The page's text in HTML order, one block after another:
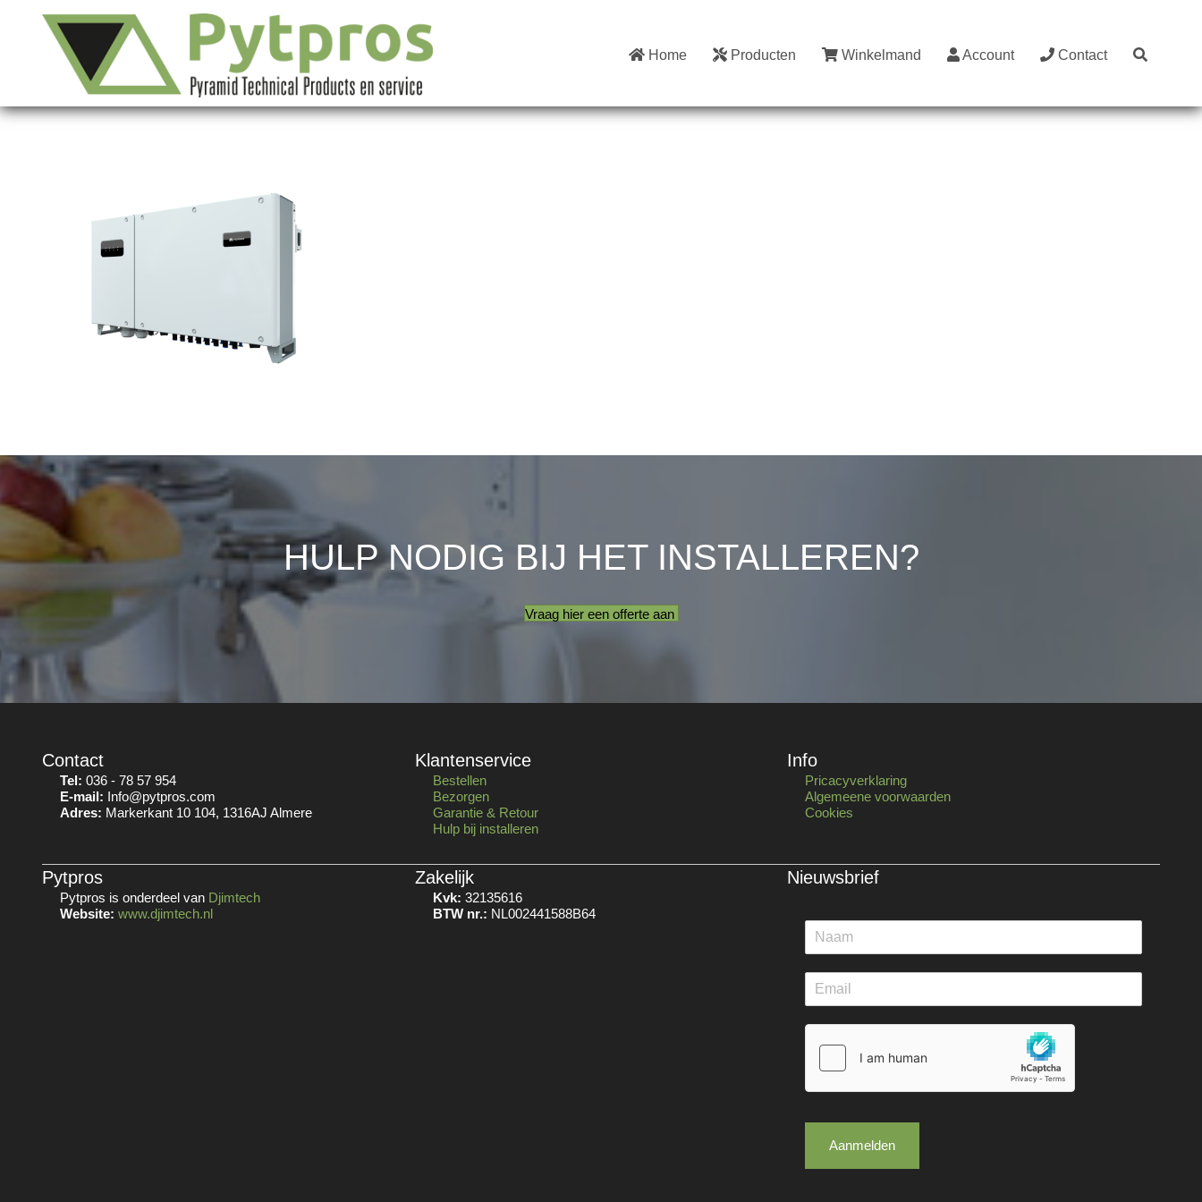
Home Producten Winkelmand Account Contact
HULP NODIG BIJ HET INSTALLEREN?
Vraag hier een offerte aan
Contact
Tel: 036 - 78 57 954
E-mail: Info@pytpros.com
Adres: Markerkant 10 104, 1316AJ Almere
Klantenservice
Bestellen
Bezorgen
Garantie & Retour
Hulp bij installeren
Info
Pricacyverklaring
Algemeene voorwaarden
Cookies
Pytpros
Pytpros is onderdeel van Djimtech
Website: www.djimtech.nl
Zakelijk
Kvk: 32135616
BTW nr.: NL002441588B64
Nieuwsbrief
Aanmelden